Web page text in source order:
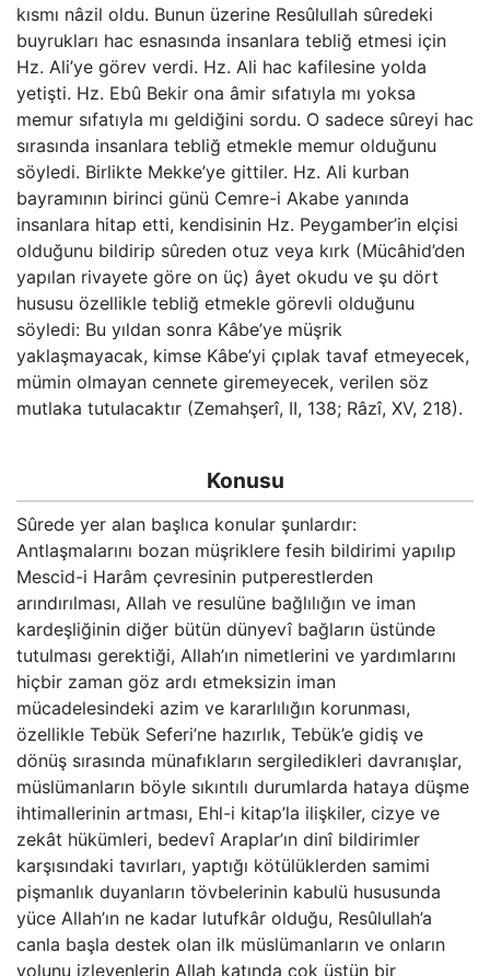
kısmı nâzil oldu. Bunun üzerine Resûlullah sûredeki
buyrukları hac esnasında insanlara tebliğ etmesi için
Hz. Ali’ye görev verdi. Hz. Ali hac kafilesine yolda
yetişti. Hz. Ebû Bekir ona âmir sıfatıyla mı yoksa
memur sıfatıyla mı geldiğini sordu. O sadece sûreyi hac
sırasında insanlara tebliğ etmekle memur olduğunu
söyledi. Birlikte Mekke’ye gittiler. Hz. Ali kurban
bayramının birinci günü Cemre-i Akabe yanında
insanlara hitap etti, kendisinin Hz. Peygamber’in elçisi
olduğunu bildirip sûreden otuz veya kırk (Mücâhid’den
yapılan rivayete göre on üç) âyet okudu ve şu dört
hususu özellikle tebliğ etmekle görevli olduğunu
söyledi: Bu yıldan sonra Kâbe’ye müşrik
yaklaşmayacak, kimse Kâbe’yi çıplak tavaf etmeyecek,
mümin olmayan cennete giremeyecek, verilen söz
mutlaka tutulacaktır (Zemahşerî, II, 138; Râzî, XV, 218).
Konusu
Sûrede yer alan başlıca konular şunlardır:
Antlaşmalarını bozan müşriklere fesih bildirimi yapılıp
Mescid-i Harâm çevresinin putperestlerden
arındırılması, Allah ve resulüne bağlılığın ve iman
kardeşliğinin diğer bütün dünyevî bağların üstünde
tutulması gerektiği, Allah’ın nimetlerini ve yardımlarını
hiçbir zaman göz ardı etmeksizin iman
mücadelesindeki azim ve kararlılığın korunması,
özellikle Tebük Seferi’ne hazırlık, Tebük’e gidiş ve
dönüş sırasında münafıkların sergiledikleri davranışlar,
müslümanların böyle sıkıntılı durumlarda hataya düşme
ihtimallerinin artması, Ehl-i kitap’la ilişkiler, cizye ve
zekât hükümleri, bedevî Araplar’ın dinî bildirimler
karşısındaki tavırları, yaptığı kötülüklerden samimi
pişmanlık duyanların tövbelerinin kabulü hususunda
yüce Allah’ın ne kadar lutufkâr olduğu, Resûlullah’a
canla başla destek olan ilk müslümanların ve onların
yolunu izleyenlerin Allah katında çok üstün bir